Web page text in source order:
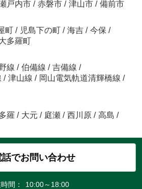
戸内市 / 赤磐市 / 津山市 / 備前市
町 / 児島下の町 / 海吉 / 今保 /
多羅町
線 / 伯備線 / 吉備線 /
/ 津山線 / 岡山電気軌道清輝橋線 /
羅 / 大元 / 庭瀬 / 西川原 / 高島 /
話でお問い合わせ
間：
10:00～18:00